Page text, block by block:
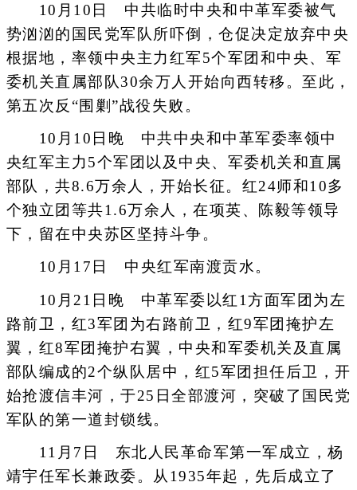
10月10日 中共临时中央和中革军委被气
势汹汹的国民党军队所吓倒，仓促决定放弃中央
根据地，率领中央主力红军5个军团和中央、军
委机关直属部队30余万人开始向西转移。至此，
第五次反“围剿”战役失败。
10月10日晚 中共中央和中革军委率领中
央红军主力5个军团以及中央、军委机关和直属
部队，共8.6万余人，开始长征。红24师和10多
个独立团等共1.6万余人，在项英、陈毅等领导
下，留在中央苏区坚持斗争。
10月17日 中央红军南渡贡水。
10月21日晚 中革军委以红1方面军团为左
路前卫，红3军团为右路前卫，红9军团掩护左
翼，红8军团掩护右翼，中央和军委机关及直属
部队编成的2个纵队居中，红5军团担任后卫，开
始抢渡信丰河，于25日全部渡河，突破了国民党
军队的第一道封锁线。
11月7日 东北人民革命军第一军成立，杨
靖宇任军长兼政委。从1935年起，先后成立了